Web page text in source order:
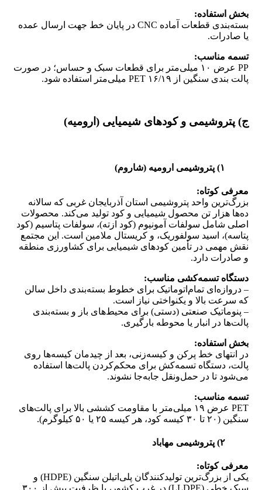
بخش استفاده:
بسته‌بندی قطعات آماده CNC در پایان خط جهت ارسال عمده
یا صادرات.
تسمه مناسب:
PP عرض ۱۰ میلی‌متر برای قطعات سبک و حساس؛ در صورت
پالت‌ بندی سنگین از PET ۱۶/۱۹ میلی‌متر استفاده شود.
ج) پتروشیمی و کودهای شیمیایی (ارومیه)
معرفی کوتاه:
بزرگ‌ترین واحد پتروشیمی استان آذربایجان غربی که سالانه
ده‌ها هزار تن محصول شیمیایی و کود تولید می‌کند. محصولات
اصلی شامل سولفات آمونیوم (کود ازته)، سولفات پتاسیم (کود
پتاسه)، اسید سولفوریک، و کریستال ملامین است. این مجتمع
نقش مهمی در تأمین کودهای شیمیایی برای کشاورزی منطقه
و صادرات دارد.
دستگاه تسمه‌کشی مناسب:
– دروازه‌ای تمام‌اتوماتیک برای خطوط بسته‌بندی داخل سالن
که سرعت بالا و یکنواختی نیاز است.
– پنوماتیک صنعتی (دستی) برای محیط‌های باز و بسته‌بندی
پالت‌ها در انبار یا محوطه بارگیری.
بخش استفاده:
در انتهای خط پرکن و کیسه‌زنی، بعد از چیدمان کیسه‌ها روی
پالت، دستگاه تسمه‌کش برای محکم‌کردن پالت‌ها استفاده
می‌شود تا در حمل‌ونقل جابه‌جا نشوند.
تسمه مناسب:
PET عرض ۱۹ میلی‌متر با مقاومت کششی بالا برای پالت‌های
سنگین (۲۰ تا ۳۰ کیسه کود، هر کیسه ۲۵ یا ۵۰ کیلوگرم).
معرفی کوتاه:
یکی از بزرگ‌ترین تولیدکنندگان پلی‌اتیلن سنگین (HDPE) و